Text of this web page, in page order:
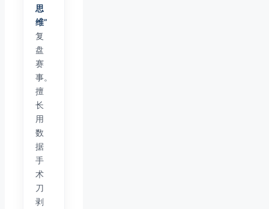
思
维”
复
盘
赛
事。
擅
长
用
数
据
手
术
刀
剥